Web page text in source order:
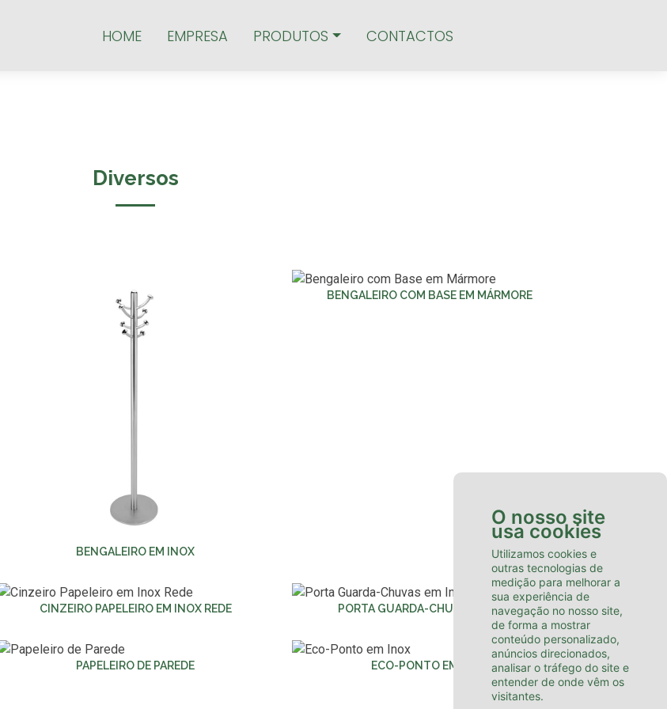
O nosso site
usa cookies
Utilizamos cookies e
outras tecnologias de
medição para melhorar a
sua experiência de
navegação no nosso site,
de forma a mostrar
conteúdo personalizado,
anúncios direcionados,
analisar o tráfego do site e
entender de onde vêm os
visitantes.
HOME EMPRESA PRODUTOS CONTACTOS
Diversos
BENGALEIRO EM INOX
BENGALEIRO COM BASE EM MÁRMORE
CINZEIRO PAPELEIRO EM INOX REDE PORTA GUARDA-CHUVAS EM INOX
PAPELEIRO DE PAREDE ECO-PONTO EM INOX